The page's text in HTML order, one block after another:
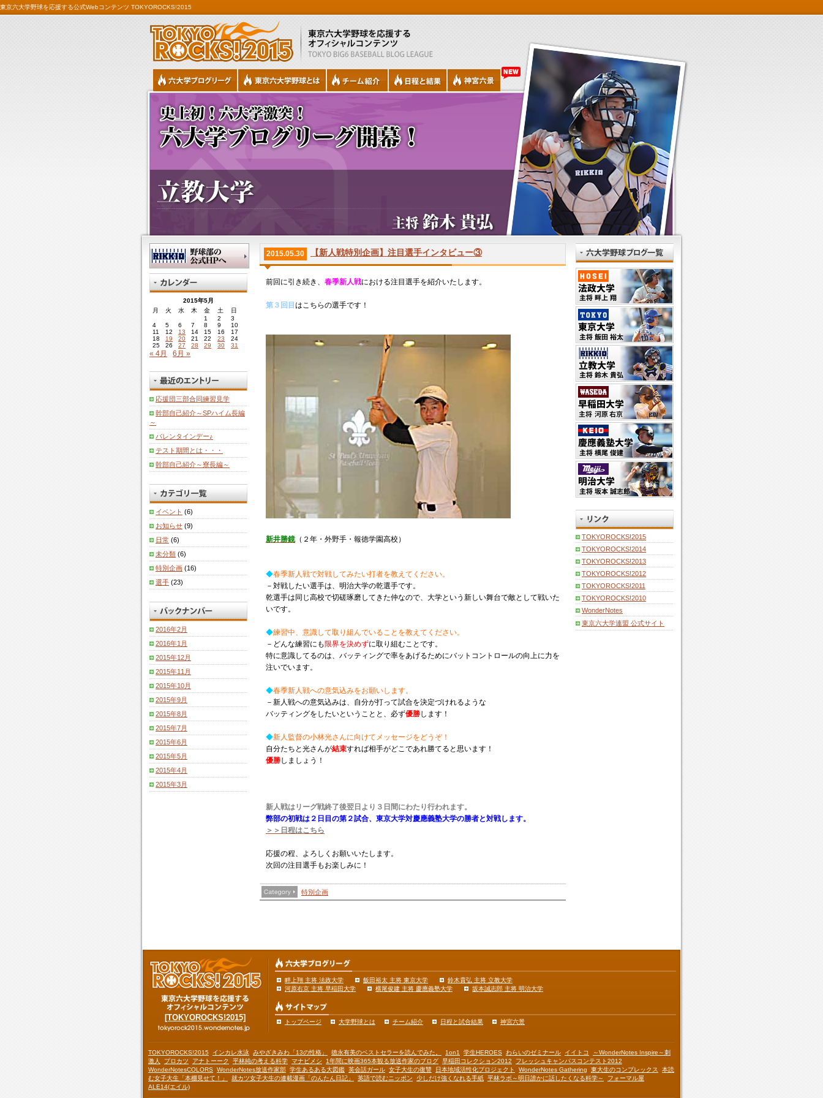
東京六大学野球を応援する公式Webコンテンツ TOKYOROCKS!2015
2015.05.30 【新人戦特別企画】注目選手インタビュー③
前回に引き続き、 春季新人戦における注目選手を紹介いたします。
第３回目 はこちらの選手です！
新井勝鏡 （２年・外野手・報徳学園高校）
◆春季新人戦で対戦してみたい打者を教えてください。
－対戦したい選手は、明治大学の乾選手です。
乾選手は同じ高校で切磋琢磨してきた仲なので、大学という新しい舞台で敵として戦いた
いです。
◆練習中、意識して取り組んでいることを教えてください。
－どんな練習にも 限界を決めずに取り組むことです。
特に意識してるのは、バッティングで率をあげるためにバットコントロールの向上に力を
注いでいます。
◆春季新人戦への意気込みをお願いします。
－新人戦への意気込みは、自分が打って試合を決定づけれるような
バッティングをしたいということと、必ず優勝します！
◆新人監督の小林光さんに向けてメッセージをどうぞ！
自分たちと光さんが結束すれば相手がどこであれ勝てる と思います！
優勝しましょう！
新人戦はリーグ戦終了後翌日より３日間にわたり行われます。
弊部の初戦は２日目の第２試合、東京大学対慶應義塾大学の勝者と対戦します。
＞＞日程はこちら
応援の程、よろしくお願いいたします。
次回の注目選手もお楽しみに！
特別企画
TOKYOROCKS!2015
TOKYOROCKS!2014
TOKYOROCKS!2013
TOKYOROCKS!2012
TOKYOROCKS!2011
TOKYOROCKS!2010
WonderNotes
東京六大学連盟 公式サイト
2015年5月
月
火 水 木 金 土
日
1
2
3
4
5 6 7 8 9
10
11
12 13 14 15 16
17
18
19 20 21 22 23
24
25
26 27 28 29 30 31
« 4月 6月 »
応援団三部合同練習見学
幹部自己紹介～SPハイム長編
～
バレンタインデー♪
テスト期間とは・・・
幹部自己紹介～寮長編～
イベント (6)
お知らせ (9)
日常 (6)
未分類 (6)
特別企画 (16)
選手 (23)
2016年2月
2016年1月
2015年12月
2015年11月
2015年10月
2015年9月
2015年8月
2015年7月
2015年6月
2015年5月
2015年4月
2015年3月
[TOKYOROCKS!2015]
畔上翔 主将 法政大学 飯田裕太 主将 東京大学
鈴木貴弘 主将 立教大学
河原右京 主将 早稲田大学
横尾俊建 主将 慶應義塾大学 坂本誠志郎 主将 明治大学
トップページ 大学野球とは チーム紹介 日程と試合結果 神宮六景
TOKYOROCKS!2015 インカレ水泳 みやざきみわ「13の性格」 徳永有美のベストセラーを読んでみた。 1on1 学生HEROES わらいのゼミナール イイトコ
～WonderNotes Inspire～刺
激人
プロカツ アナトーーク 平林純の考える科学 マナビメシ 1年間に映画365本観る放送作家のブログ 早稲田コレクション2012
フレッシュキャンパスコンテスト2012
WonderNotesCOLORS WonderNotes放送作家部 学生あるある大図鑑 英会話ガール 女子大生の復讐 日本地域活性化プロジェクト WonderNotes Gathering 東大生のコンプレックス
本読
む女子大生「本棚見せて！」
就カツ女子大生の連載漫画「のんたん日記」 英語で読むニッポン 少しだけ強くなれる手紙 平林ラボ～明日誰かに話したくなる科学～
フォーマル屋
ALE14(エイル)